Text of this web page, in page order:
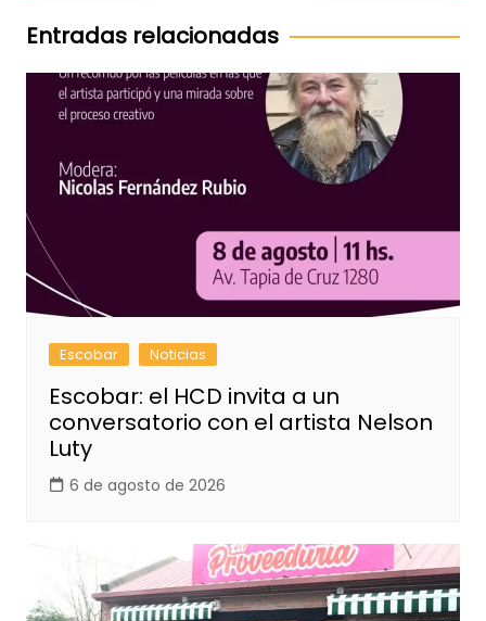
entradas
Entradas relacionadas
Escobar Noticias
Escobar: el HCD invita a un
conversatorio con el artista Nelson
Luty
6 de agosto de 2026